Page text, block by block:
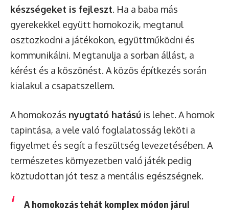
készségeket is fejleszt. Ha a baba más
gyerekekkel együtt homokozik, megtanul
osztozkodni a játékokon, együttműködni és
kommunikálni. Megtanulja a sorban állást, a
kérést és a köszönést. A közös építkezés során
kialakul a csapatszellem.
A homokozás nyugtató hatású is lehet. A homok
tapintása, a vele való foglalatosság leköti a
figyelmet és segít a feszültség levezetésében. A
természetes környezetben való játék pedig
köztudottan jót tesz a mentális egészségnek.
A homokozás tehát komplex módon járul